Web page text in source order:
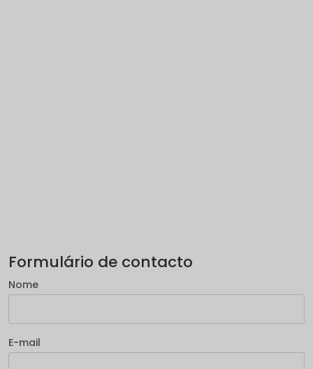
Formulário de contacto
Nome
E-mail